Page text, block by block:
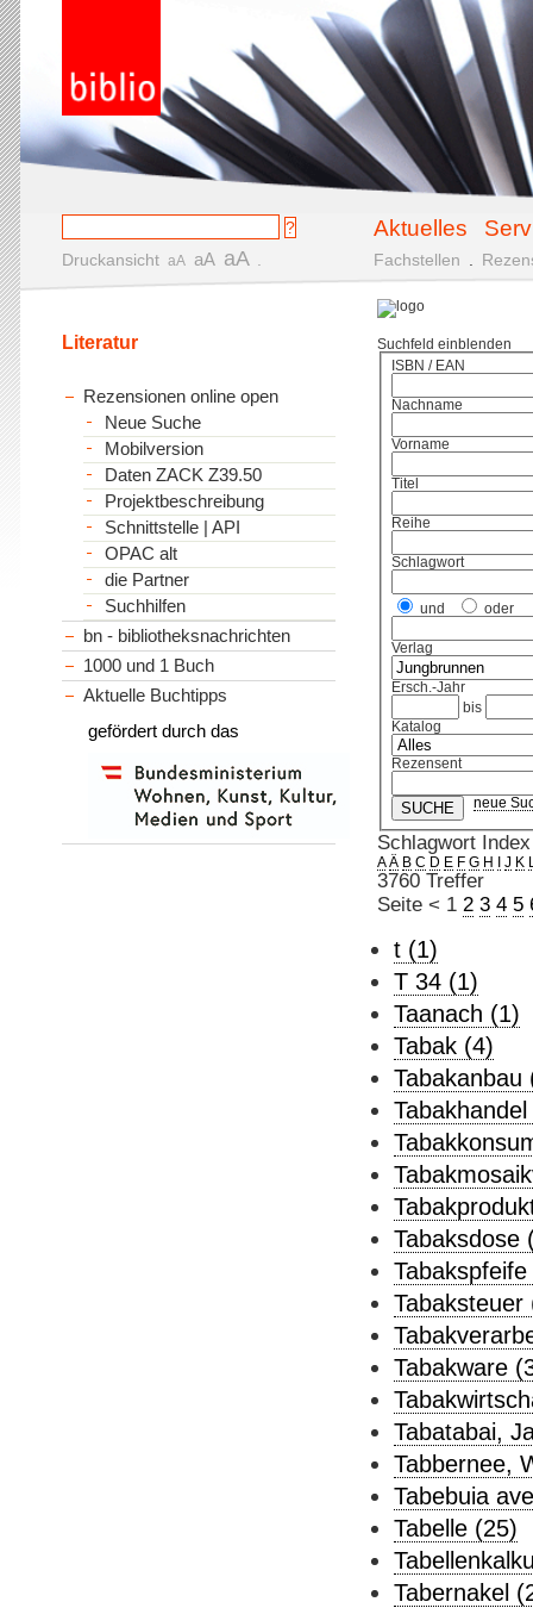
Aktuelles
Druckansicht aA aA aA Fachstellen
Suchfeld einblenden
ISBN / EAN
Nachname
Vorname
Titel
Reihe
Schlagwort
und oder
Verlag
Ersch.-Jahr
bis
Katalog
Rezensent
neue
Schlagwort Index
A Ä B C D E F G H J K
3760 Treffer
Seite < 1 2 3 4 5
t (1)
T 34 (1)
Taanach (1)
Tabak (4)
Tabakanbau
Tabaksdose
Tabaksteuer
Tabakware
Tabatabai,
Tabbernee,
Tabebuia
Tabelle (25)
Tabernakel
Literatur
Rezensionen online open
Neue Suche
Mobilversion
Daten ZACK Z39.50
Projektbeschreibung
Schnittstelle | API
OPAC alt
die Partner
Suchhilfen
bn - bibliotheksnachrichten
1000 und 1 Buch
Aktuelle Buchtipps
gefördert durch das